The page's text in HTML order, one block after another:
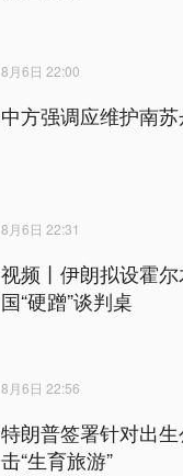
8月6日 22:00
中方强调应维护南
8月6日 22:31
视频丨伊朗拟设霍
国“硬蹭”谈判桌
8月6日 22:56
特朗普签署针对出
击“生育旅游”